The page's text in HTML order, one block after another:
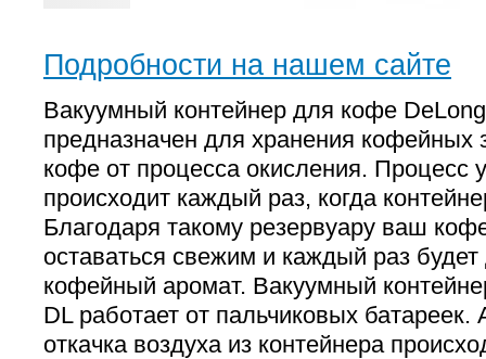
Подробности на нашем сайте
Вакуумный контейнер для кофе
предназначен для хранения кофейных
кофе от процесса окисления. Процесс
происходит каждый раз, когда
Благодаря такому резервуару ваш
оставаться свежим и каждый раз
кофейный аромат. Вакуумный
DL работает от пальчиковых батареек.
откачка воздуха из контейнера